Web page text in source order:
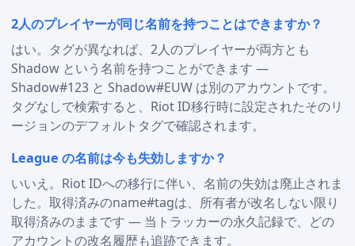
2人のプレイヤーが同じ名前を持つことはできますか？
はい。タグが異なれば、2人のプレイヤーが両方とも
Shadow という名前を持つことができます —
Shadow#123 と Shadow#EUW は別のアカウントです。
タグなしで検索すると、Riot ID移行時に設定されたそのリ
ージョンのデフォルトタグで確認されます。
League の名前は今も失効しますか？
いいえ。Riot IDへの移行に伴い、名前の失効は廃止されま
した。取得済みのname#tagは、所有者が改名しない限り
取得済みのままです — 当トラッカーの永久記録で、どの
アカウントの改名履歴も追跡できます。